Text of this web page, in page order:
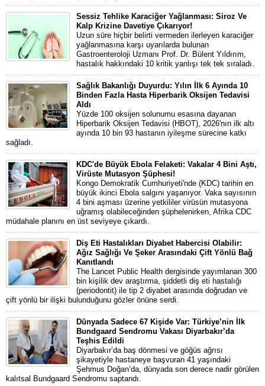
Sessiz Tehlike Karaciğer Yağlanması: Siroz Ve
Kalp Krizine Davetiye Çıkarıyor!
Uzun süre hiçbir belirti vermeden ilerleyen karaciğer
yağlanmasına karşı uyarılarda bulunan
Gastroenteroloji Uzmanı Prof. Dr. Bülent Yıldırım,
hastalık hakkındaki 10 kritik yanlışı tek tek sıraladı.
Sağlık Bakanlığı Duyurdu: Yılın İlk 6 Ayında 10
Binden Fazla Hasta Hiperbarik Oksijen Tedavisi
Aldı
Yüzde 100 oksijen solunumu esasına dayanan
Hiperbarik Oksijen Tedavisi (HBOT), 2026'nın ilk altı
ayında 10 bin 93 hastanın iyileşme sürecine katkı
sağladı.
KDC'de Büyük Ebola Felaketi: Vakalar 4 Bini Aştı,
Virüste Mutasyon Şüphesi!
Kongo Demokratik Cumhuriyeti'nde (KDC) tarihin en
büyük ikinci Ebola salgını yaşanıyor. Vaka sayısının
4 bini aşması üzerine yetkililer virüsün mutasyona
uğramış olabileceğinden şüphelenirken, Afrika CDC
müdahale planını en üst seviyeye çıkardı.
Diş Eti Hastalıkları Diyabet Habercisi Olabilir:
Ağız Sağlığı Ve Şeker Arasındaki Çift Yönlü Bağ
Kanıtlandı
The Lancet Public Health dergisinde yayımlanan 300
bin kişilik dev araştırma, şiddetli diş eti hastalığı
(periodontit) ile tip 2 diyabet arasında doğrudan ve
çift yönlü bir ilişki bulunduğunu gözler önüne serdi.
Dünyada Sadece 67 Kişide Var: Türkiye’nin İlk
Bundgaard Sendromu Vakası Diyarbakır’da
Teşhis Edildi
Diyarbakır’da baş dönmesi ve göğüs ağrısı
şikayetiyle hastaneye başvuran 41 yaşındaki
Şehmus Doğan’da, dünyada son derece nadir görülen
kalıtsal Bundgaard Sendromu saptandı.